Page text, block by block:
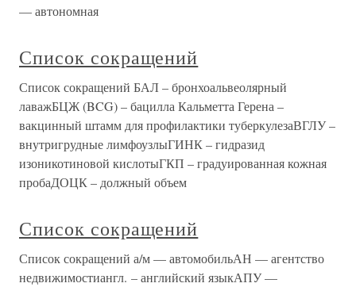
— автономная
Список сокращений
Список сокращений БАЛ – бронхоальвеолярный
лаважБЦЖ (BCG) – бацилла Кальметта Герена –
вакцинный штамм для профилактики туберкулезаВГЛУ –
внутригрудные лимфоузлыГИНК – гидразид
изоникотиновой кислотыГКП – градуированная кожная
пробаДОЦК – должный объем
Список сокращений
Список сокращений а/м — автомобильАН — агентство
недвижимостиангл. – английский языкАПУ —